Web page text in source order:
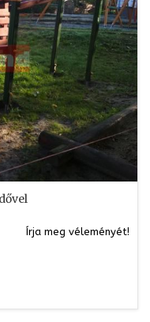
Írja meg véleményét!